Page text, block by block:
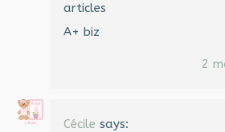
articles
A+ biz
2
Cécile says: